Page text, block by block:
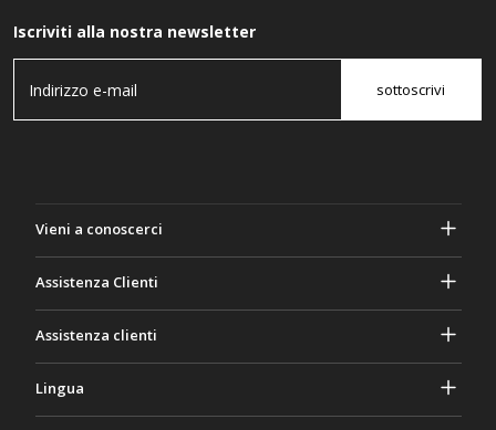
Iscriviti alla nostra newsletter
sottoscrivi
Vieni a conoscerci
Termini e Condizioni
Assistenza Clienti
Contattaci
Assistenza clienti
Lingua